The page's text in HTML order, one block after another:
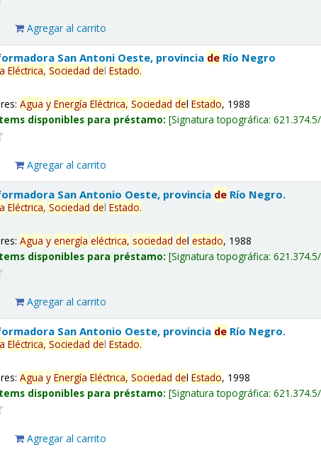
Agregar al carrito
San Antoni Oeste, provincia de Río Negro
Eléctrica, Sociedad delEstado.
Agua y Energía Eléctrica, Sociedad delEstado, 1988
disponibles para préstamo: Signatura topográfica:
Agregar al carrito
San Antonio Oeste, provincia de Río Negro.
Eléctrica, Sociedad delEstado.
Agua y energía eléctrica, sociedad delestado, 1988
disponibles para préstamo: Signatura topográfica:
Agregar al carrito
San Antonio Oeste, provincia de Río Negro.
Eléctrica, Sociedad delEstado.
Agua y Energía Eléctrica, Sociedad delEstado, 1998
disponibles para préstamo: Signatura topográfica:
Agregar al carrito